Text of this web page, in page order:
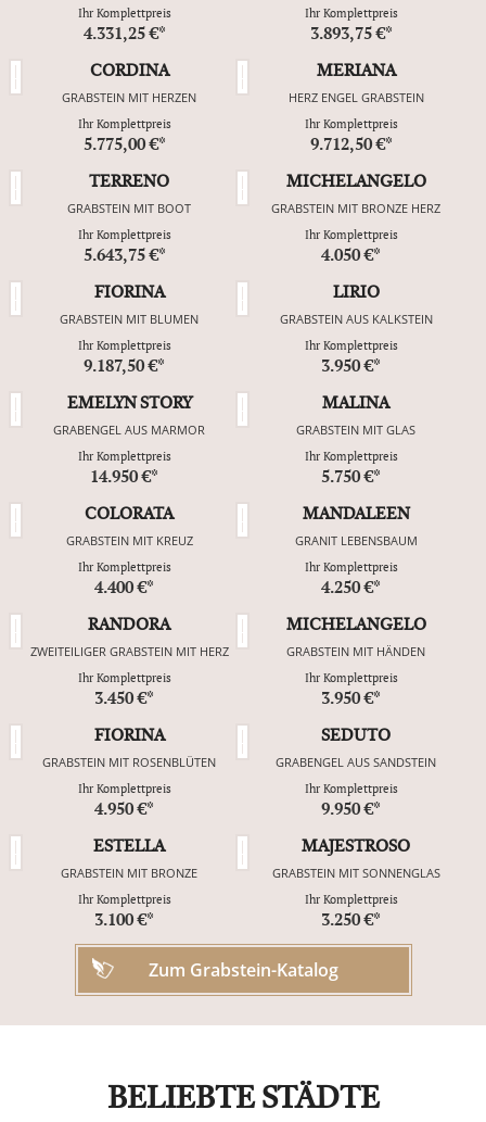
Ihr Komplettpreis
4.331,25 €*
Ihr Komplettpreis
3.893,75 €*
CORDINA
GRABSTEIN MIT HERZEN
Ihr Komplettpreis
5.775,00 €*
MERIANA
HERZ ENGEL GRABSTEIN
Ihr Komplettpreis
9.712,50 €*
TERRENO
GRABSTEIN MIT BOOT
Ihr Komplettpreis
5.643,75 €*
MICHELANGELO
GRABSTEIN MIT BRONZE HERZ
Ihr Komplettpreis
4.050 €*
FIORINA
GRABSTEIN MIT BLUMEN
Ihr Komplettpreis
9.187,50 €*
LIRIO
GRABSTEIN AUS KALKSTEIN
Ihr Komplettpreis
3.950 €*
EMELYN STORY
GRABENGEL AUS MARMOR
Ihr Komplettpreis
14.950 €*
MALINA
GRABSTEIN MIT GLAS
Ihr Komplettpreis
5.750 €*
COLORATA
GRABSTEIN MIT KREUZ
Ihr Komplettpreis
4.400 €*
MANDALEEN
GRANIT LEBENSBAUM
Ihr Komplettpreis
4.250 €*
RANDORA
ZWEITEILIGER GRABSTEIN MIT HERZ
Ihr Komplettpreis
3.450 €*
MICHELANGELO
GRABSTEIN MIT HÄNDEN
Ihr Komplettpreis
3.950 €*
FIORINA
GRABSTEIN MIT ROSENBLÜTEN
Ihr Komplettpreis
4.950 €*
SEDUTO
GRABENGEL AUS SANDSTEIN
Ihr Komplettpreis
9.950 €*
ESTELLA
GRABSTEIN MIT BRONZE
Ihr Komplettpreis
3.100 €*
MAJESTROSO
GRABSTEIN MIT SONNENGLAS
Ihr Komplettpreis
3.250 €*
Zum Grabstein-Katalog
BELIEBTE STÄDTE